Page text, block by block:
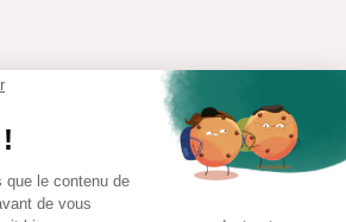
que le contenu de
de vous